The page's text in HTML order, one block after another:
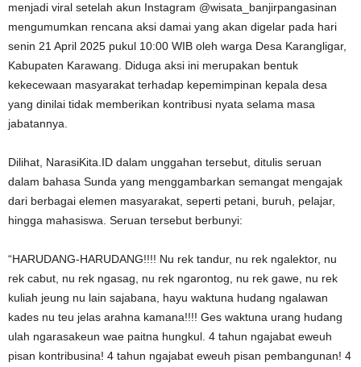
menjadi viral setelah akun Instagram @wisata_banjirpangasinan
mengumumkan rencana aksi damai yang akan digelar pada hari
senin 21 April 2025 pukul 10:00 WIB oleh warga Desa Karangligar,
Kabupaten Karawang. Diduga aksi ini merupakan bentuk
kekecewaan masyarakat terhadap kepemimpinan kepala desa
yang dinilai tidak memberikan kontribusi nyata selama masa
jabatannya.
Dilihat, NarasiKita.ID dalam unggahan tersebut, ditulis seruan
dalam bahasa Sunda yang menggambarkan semangat mengajak
dari berbagai elemen masyarakat, seperti petani, buruh, pelajar,
hingga mahasiswa. Seruan tersebut berbunyi:
“HARUDANG-HARUDANG!!!! Nu rek tandur, nu rek ngalektor, nu
rek cabut, nu rek ngasag, nu rek ngarontog, nu rek gawe, nu rek
kuliah jeung nu lain sajabana, hayu waktuna hudang ngalawan
kades nu teu jelas arahna kamana!!!! Ges waktuna urang hudang
ulah ngarasakeun wae paitna hungkul. 4 tahun ngajabat eweuh
pisan kontribusina! 4 tahun ngajabat eweuh pisan pembangunan! 4